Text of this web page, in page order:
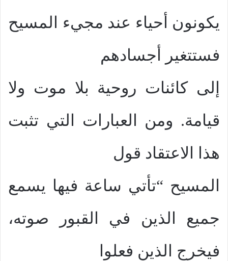
يكونون أحياء عند مجيء المسيح
فستتغير أجسادهم
إلى كائنات روحية بلا موت ولا
قيامة. ومن العبارات التي تثبت
هذا الاعتقاد قول
المسيح “تأتي ساعة فيها يسمع
جميع الذين في القبور صوته،
فيخرج الذين فعلوا